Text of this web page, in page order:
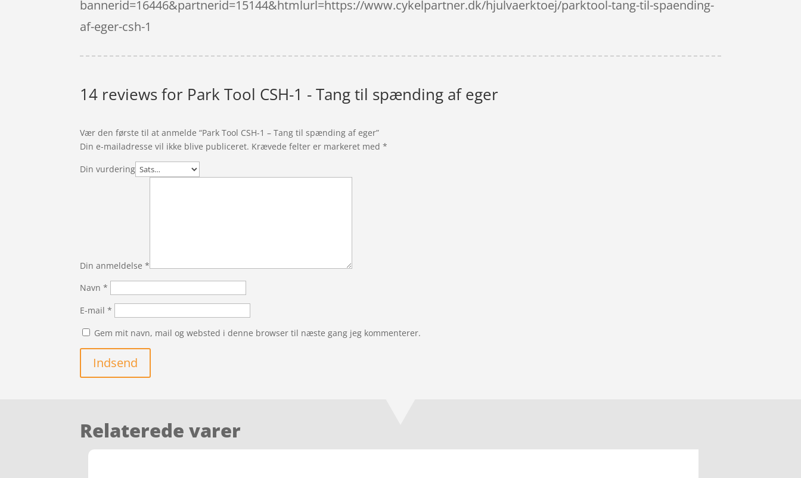
bannerid=16446&partnerid=15144&htmlurl=https://www.cykelpartner.dk/hjulvaerktoej/parktool-tang-til-spaending-
af-eger-csh-1
14 reviews for Park Tool CSH-1 - Tang til spænding af eger
Vær den første til at anmelde “Park Tool CSH-1 – Tang til spænding af eger”
Din e-mailadresse vil ikke blive publiceret. Krævede felter er markeret med*
Din vurdering
Din anmeldelse*
Navn*
E-mail*
Gem mit navn, mail og websted i denne browser til næste gang jeg kommenterer.
Indsend
Relaterede varer